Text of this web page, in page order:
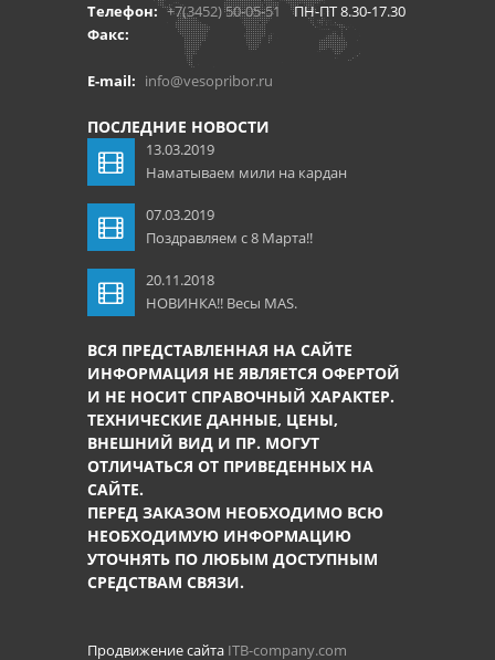
Телефон: +7(3452) 50-05-51
ПН-ПТ 8.30-17.30
Факс:
E-mail: info@vesopribor.ru
ПОСЛЕДНИЕ НОВОСТИ
13.03.2019
Наматываем мили на кардан
07.03.2019
Поздравляем с 8 Марта!!
20.11.2018
НОВИНКА!! Весы MAS.
ВСЯ ПРЕДСТАВЛЕННАЯ НА САЙТЕ
ИНФОРМАЦИЯ НЕ ЯВЛЯЕТСЯ ОФЕРТОЙ
И НЕ НОСИТ СПРАВОЧНЫЙ ХАРАКТЕР.
ТЕХНИЧЕСКИЕ ДАННЫЕ, ЦЕНЫ,
ВНЕШНИЙ ВИД И ПР. МОГУТ
ОТЛИЧАТЬСЯ ОТ ПРИВЕДЕННЫХ НА
САЙТЕ.
ПЕРЕД ЗАКАЗОМ НЕОБХОДИМО ВСЮ
НЕОБХОДИМУЮ ИНФОРМАЦИЮ
УТОЧНЯТЬ ПО ЛЮБЫМ ДОСТУПНЫМ
СРЕДСТВАМ СВЯЗИ.
Продвижение сайта ITB-company.com